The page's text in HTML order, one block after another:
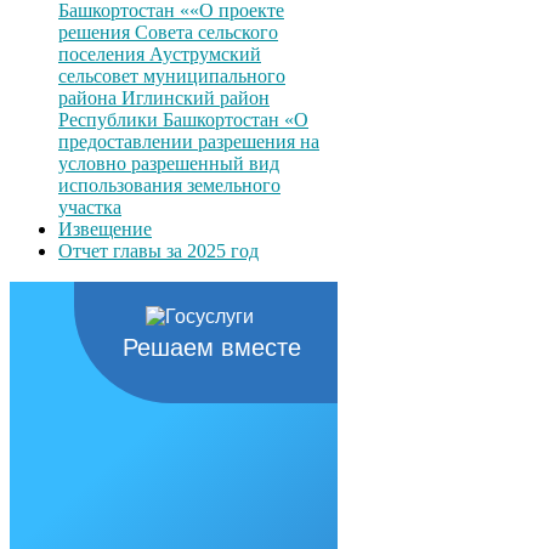
Башкортостан ««О проекте
решения Совета сельского
поселения Ауструмский
сельсовет муниципального
района Иглинский район
Республики Башкортостан «О
предоставлении разрешения на
условно разрешенный вид
использования земельного
участка
Извещение
Отчет главы за 2025 год
Решаем вместе